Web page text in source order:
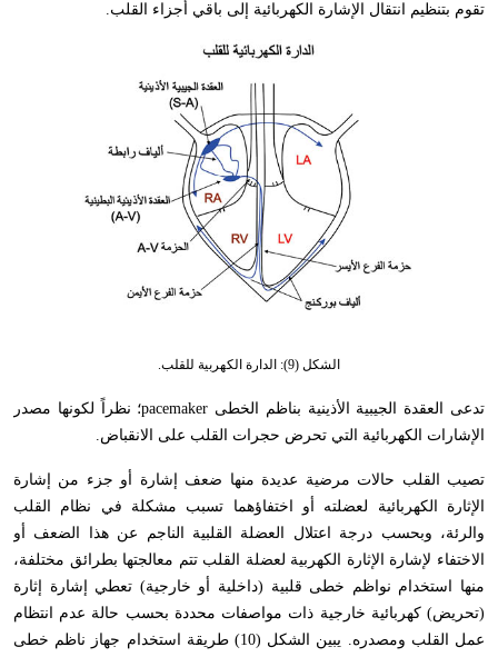
تقوم بتنظيم انتقال الإشارة الكهربائية إلى باقي أجزاء القلب.
الشكل (9): الدارة الكهربية للقلب.
تدعى العقدة الجيبية الأذينية بناظم الخطى pacemaker؛ نظراً لكونها مصدر
الإشارات الكهربائية التي تحرض حجرات القلب على الانقباض.
تصيب القلب حالات مرضية عديدة منها ضعف إشارة أو جزء من إشارة
الإثارة الكهربائية لعضلته أو اختفاؤهما تسبب مشكلة في نظام القلب
والرئة، وبحسب درجة اعتلال العضلة القلبية الناجم عن هذا الضعف أو
الاختفاء لإشارة الإثارة الكهربية لعضلة القلب تتم معالجتها بطرائق مختلفة،
منها استخدام نواظم خطى قلبية (داخلية أو خارجية) تعطي إشارة إثارة
(تحريض) كهربائية خارجية ذات مواصفات محددة بحسب حالة عدم انتظام
عمل القلب ومصدره. يبين الشكل (10) طريقة استخدام جهاز ناظم خطى